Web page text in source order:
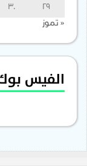
29
30
« تموز
الفيس بوك